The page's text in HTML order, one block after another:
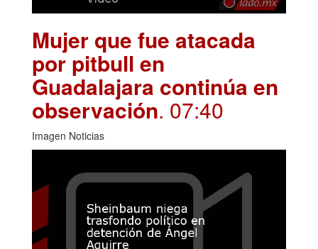
Mujer que fue atacada
por pitbull en
Guadalajara continúa en
observación. 07:40
Imagen Noticias